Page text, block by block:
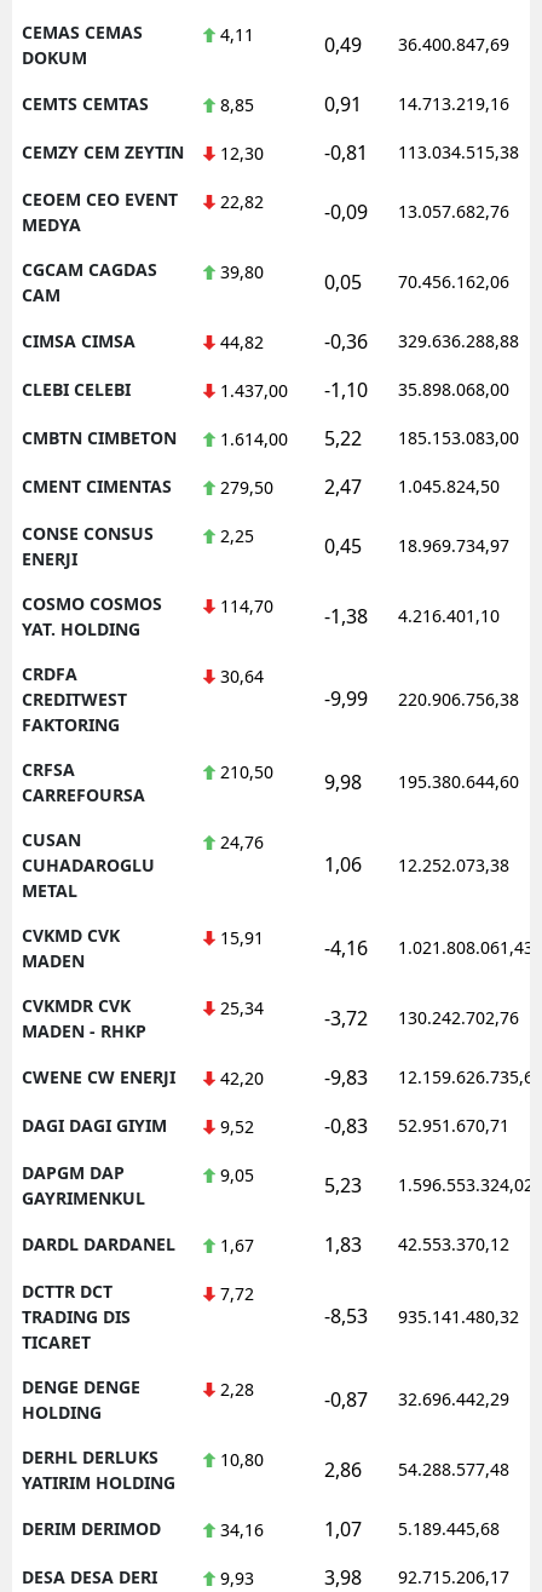
CEMAS CEMAS
DOKUM
4,11 0,49 36.400.847,69
CEMTS CEMTAS 8,85 0,91 14.713.219,16
CEMZY CEM ZEYTIN 12,30 -0,81 113.034.515,38
CEOEM CEO EVENT
MEDYA
22,82 -0,09 13.057.682,76
CGCAM CAGDAS
CAM
39,80 0,05 70.456.162,06
CIMSA CIMSA 44,82 -0,36 329.636.288,88
CLEBI CELEBI 1.437,00 -1,10 35.898.068,00
CMBTN CIMBETON 1.614,00 5,22 185.153.083,00
CMENT CIMENTAS 279,50 2,47 1.045.824,50
CONSE CONSUS
ENERJI
2,25 0,45 18.969.734,97
COSMO COSMOS
YAT. HOLDING
114,70 -1,38 4.216.401,10
CRDFA
CREDITWEST
FAKTORING
30,64
-9,99 220.906.756,38
CRFSA
CARREFOURSA
210,50 9,98 195.380.644,60
CUSAN
CUHADAROGLU
METAL
24,76
1,06 12.252.073,38
CVKMD CVK
MADEN
15,91 -4,16 1.021.808.061,43
CVKMDR CVK
MADEN - RHKP
25,34 -3,72 130.242.702,76
CWENE CW ENERJI 42,20 -9,83 12.159.626.735,62
DAGI DAGI GIYIM 9,52 -0,83 52.951.670,71
DAPGM DAP
GAYRIMENKUL
9,05 5,23 1.596.553.324,02
DARDL DARDANEL 1,67 1,83 42.553.370,12
DCTTR DCT
TRADING DIS
TICARET
7,72
-8,53 935.141.480,32
DENGE DENGE
HOLDING
2,28 -0,87 32.696.442,29
DERHL DERLUKS
YATIRIM HOLDING
10,80 2,86 54.288.577,48
DERIM DERIMOD 34,16 1,07 5.189.445,68
DESA DESA DERI 9,93 3,98 92.715.206,17